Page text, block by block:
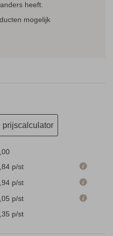
heeft.
mogelijk
prijscalculator
p/st
p/st
p/st
p/st